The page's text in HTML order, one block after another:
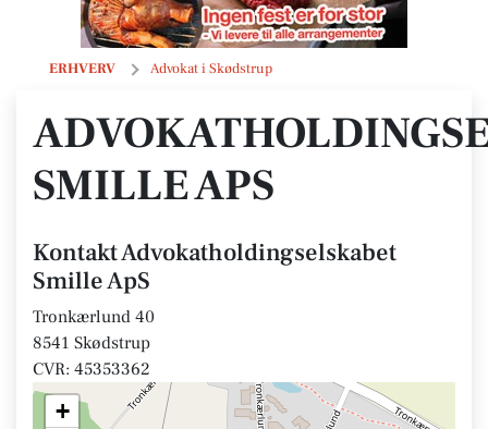
ERHVERV Advokat i Skødstrup
Advokatholdingselskabet Smille ApS
SMILLE APS
Kontakt Advokatholdingselskabet
Smille ApS
Tronkærlund 40
8541 Skødstrup
CVR: 45353362
+